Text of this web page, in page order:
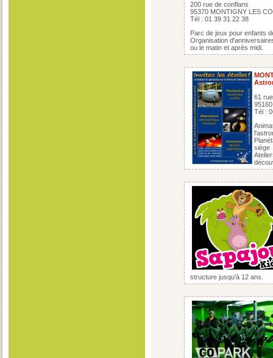
200 rue de conflans
95370 MONTIGNY LES
Tél : 01 39 31 22 38
Parc de jeux pour enfants
Organisation
ou le matin et après midi.
61
Tél :
siège
structure jusqu'à 12 ans.